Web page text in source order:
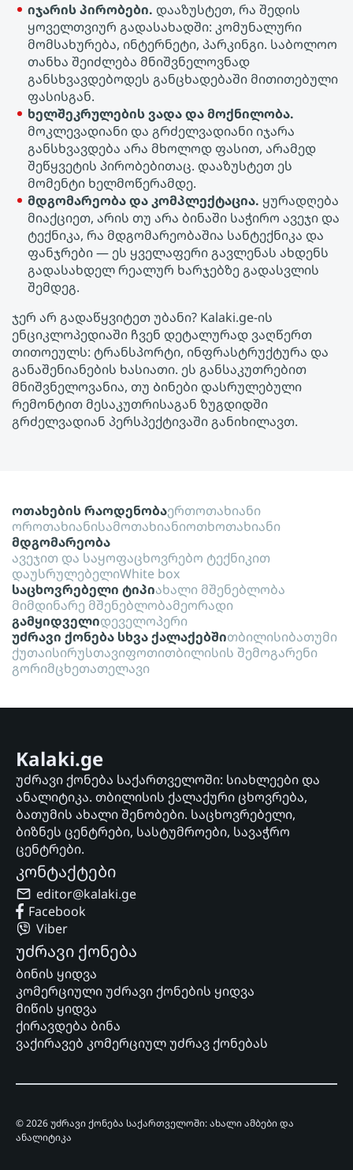
იჯარის პირობები. დააზუსტეთ, რა შედის
ყოველთვიურ გადასახადში: კომუნალური
მომსახურება, ინტერნეტი, პარკინგი. საბოლოო
თანხა შეიძლება მნიშვნელოვნად
განსხვავდებოდეს განცხადებაში მითითებული
ფასისგან.
ხელშეკრულების ვადა და მოქნილობა.
მოკლევადიანი და გრძელვადიანი იჯარა
განსხვავდება არა მხოლოდ ფასით, არამედ
შეწყვეტის პირობებითაც. დააზუსტეთ ეს
მომენტი ხელმოწერამდე.
მდგომარეობა და კომპლექტაცია. ყურადღება
მიაქციეთ, არის თუ არა ბინაში საჭირო ავეჯი და
ტექნიკა, რა მდგომარეობაშია სანტექნიკა და
ფანჯრები — ეს ყველაფერი გავლენას ახდენს
გადასახდელ რეალურ ხარჯებზე გადასვლის
შემდეგ.
ჯერ არ გადაწყვიტეთ უბანი? Kalaki.ge-ის
ენციკლოპედიაში ჩვენ დეტალურად ვაღწერთ
თითოეულს: ტრანსპორტი, ინფრასტრუქტურა და
განაშენიანების ხასიათი. ეს განსაკუთრებით
მნიშვნელოვანია, თუ Ბინები დასრულებული
რემონტით მესაკუთრისაგან ზუგდიდში
გრძელვადიან პერსპექტივაში განიხილავთ.
ოთახების რაოდენობაერთოთახიანი
ოროთახიანისამოთახიანიოთხოთახიანი
მდგომარეობა
ავეჯით და საყოფაცხოვრებო ტექნიკით
დაუსრულებელიWhite box
საცხოვრებელი ტიპიახალი მშენებლობა
მიმდინარე მშენებლობამეორადი
გამყიდველიდეველოპერი
უძრავი ქონება სხვა ქალაქებშითბილისიბათუმი
ქუთაისირუსთავიფოთითბილისის შემოგარენი
გორიმცხეთათელავი
Kalaki.ge
უძრავი ქონება საქართველოში: სიახლეები და
ანალიტიკა. თბილისის ქალაქური ცხოვრება,
ბათუმის ახალი შენობები. საცხოვრებელი,
ბიზნეს ცენტრები, სასტუმროები, სავაჭრო
ცენტრები.
კონტაქტები
editor@kalaki.ge
Facebook
Viber
უძრავი ქონება
ბინის ყიდვა
კომერციული უძრავი ქონების ყიდვა
მიწის ყიდვა
ქირავდება ბინა
ვაქირავებ კომერციულ უძრავ ქონებას
© 2026 უძრავი ქონება საქართველოში: ახალი ამბები და
ანალიტიკა